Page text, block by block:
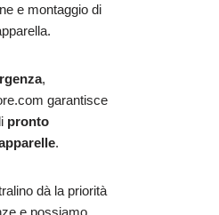
e montaggio di
,
garantisce
pronto
.
dà la priorità
e possiamo